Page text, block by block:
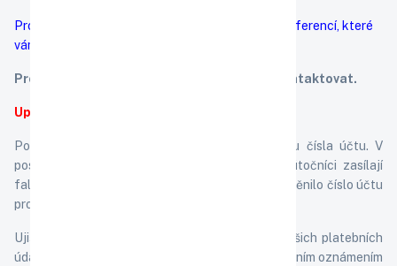
Prozkoumejte naši nabídku seminářů, kurzů a konferencí, které
vám pomohou profesně i osobně růst.
Pro podrobnější informace nás neváhejte kontaktovat.
Upozornění:
Pozor na aktuální podvody spojené se změnou čísla účtu. V
poslední době jsme zaznamenali případy, kdy útočníci zasílají
falešné e-maily nebo zprávy, které tvrdí, že se změnilo číslo účtu
pro platby.
Ujišťujeme vás, že pokud by došlo ke změně našich platebních
údajů, budeme vás o tom informovat pouze oficiálním oznámením